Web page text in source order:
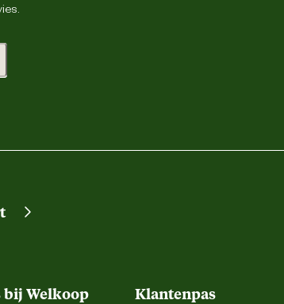
info@safetyjogger.com
bij Welkoop Klantenpas